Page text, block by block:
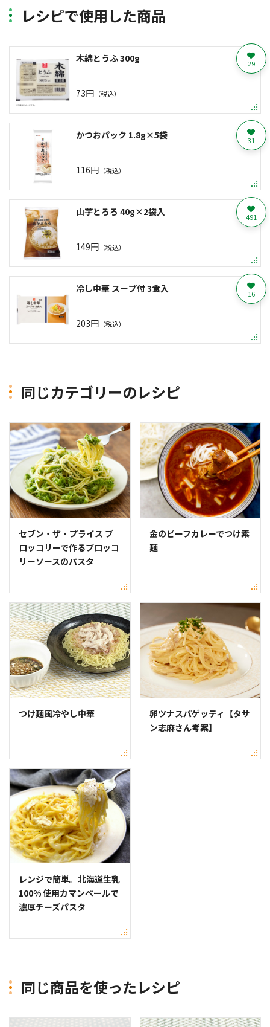
レシピで使用した商品
木綿とうふ 300g
73円 （税込）
29
かつおパック 1.8g×5袋
116円 （税込）
31
山芋とろろ 40g×2袋入
149円 （税込）
491
冷し中華 スープ付 3食入
203円 （税込）
16
同じカテゴリーのレシピ
セブン・ザ・プライス ブ
ロッコリーで作るブロッコ
リーソースのパスタ
金のビーフカレーでつけ素
麺
つけ麺風冷やし中華
卵ツナスパゲッティ【タサ
ン志麻さん考案】
レンジで簡単。北海道生乳
100% 使用カマンベールで
濃厚チーズパスタ
同じ商品を使ったレシピ